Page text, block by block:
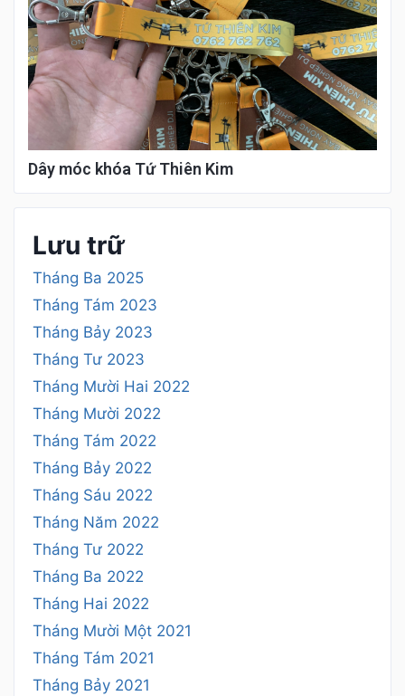
Dây móc khóa Tứ Thiên Kim
Lưu trữ
Tháng Ba 2025
Tháng Tám 2023
Tháng Bảy 2023
Tháng Tư 2023
Tháng Mười Hai 2022
Tháng Mười 2022
Tháng Tám 2022
Tháng Bảy 2022
Tháng Sáu 2022
Tháng Năm 2022
Tháng Tư 2022
Tháng Ba 2022
Tháng Hai 2022
Tháng Mười Một 2021
Tháng Tám 2021
Tháng Bảy 2021